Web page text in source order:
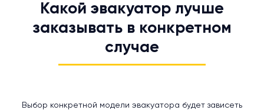
Какой эвакуатор лучше
заказывать в конкретном
случае
Выбор конкретной модели эвакуатора будет зависеть